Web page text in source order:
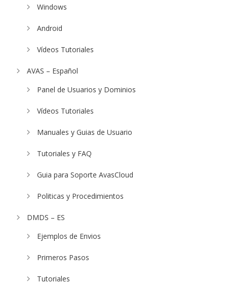
Windows
Android
Vídeos Tutoriales
AVAS – Español
Panel de Usuarios y Dominios
Vídeos Tutoriales
Manuales y Guias de Usuario
Tutoriales y FAQ
Guia para Soporte AvasCloud
Politicas y Procedimientos
DMDS – ES
Ejemplos de Envios
Primeros Pasos
Tutoriales